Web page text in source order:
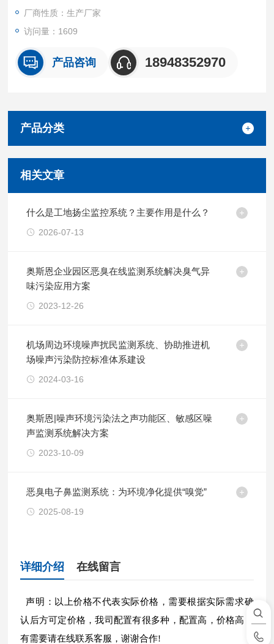
厂商性质：生产厂家
访问量：1609
产品咨询 18948352970
产品分类
相关文章
什么是工地扬尘监控系统？主要作用是什么？
2026-07-13
奥斯恩企业园区恶臭在线监测系统解决臭气异
味污染应用方案
2023-12-26
机场周边环境噪声扰民监测系统、协助推进机
场噪声污染防控标准体系建设
2024-03-16
奥斯恩|噪声环境污染法之声功能区、敏感区噪
声监测系统解决方案
2023-10-09
恶臭电子鼻监测系统：为环境净化提供“嗅觉”
2025-08-19
详细介绍 在线留言
声明：以上价格不代表实际价格，需要根据实际需求确
认后方可定价格，我司配置有很多种，配置高，价格高，
有需要请在线联系客服，谢谢合作!